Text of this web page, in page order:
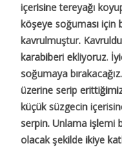
içerisine tereyağı
köşeye soğuması için
kavrulmuştur.
karabiberi ekliyoruz.
soğumaya
üzerine serip
küçük süzgecin
serpin. Unlama işlemi
olacak şekilde ikiye